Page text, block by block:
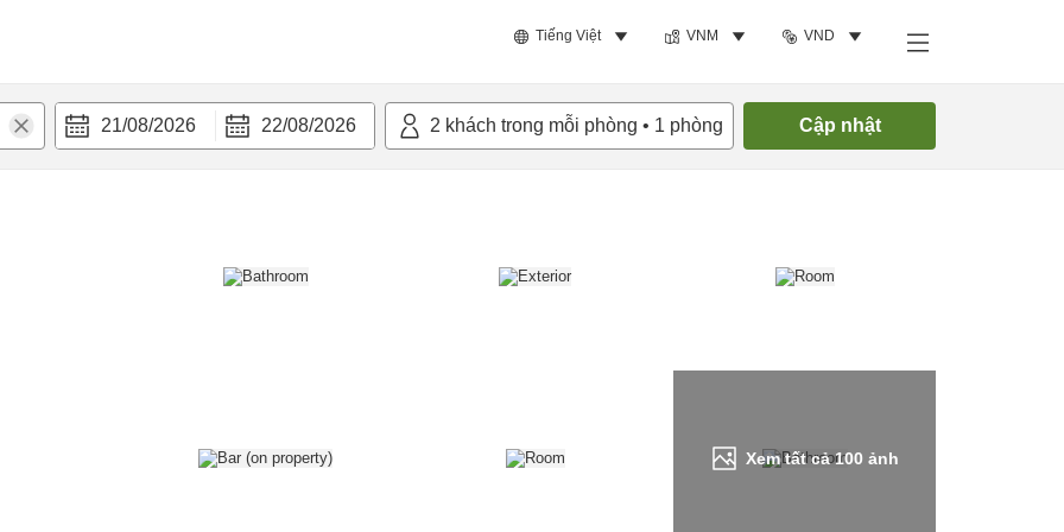
Tiếng Việt VNM VND
21/08/2026 22/08/2026 2 khách trong mỗi phòng • 1 phòng Cập nhật
Xem tất cả100 ảnh
nghi Tìm phòng trống